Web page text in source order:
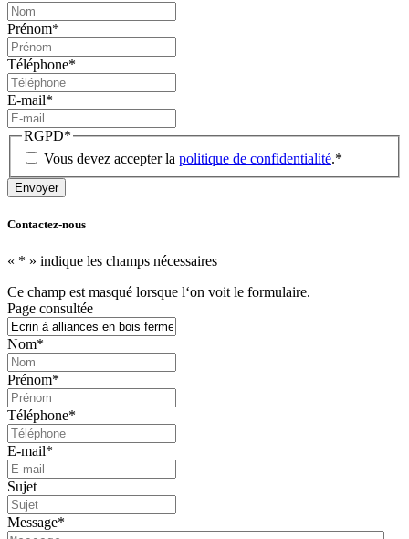
Prénom*
Téléphone*
E-mail*
RGPD*
Vous devez accepter la politique de confidentialité.*
Contactez-nous
« * » indique les champs nécessaires
Ce champ est masqué lorsque l‘on voit le formulaire.
Page consultée
Nom*
Prénom*
Téléphone*
E-mail*
Sujet
Message*